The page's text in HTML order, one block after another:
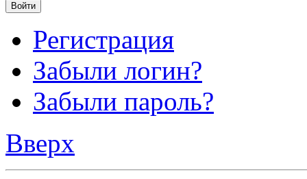
Войти
Регистрация
Забыли логин?
Забыли пароль?
Вверх